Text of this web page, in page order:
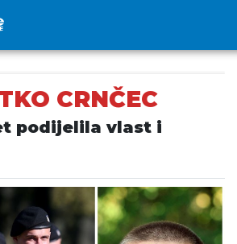
CRNČEC
podijelila vlast i